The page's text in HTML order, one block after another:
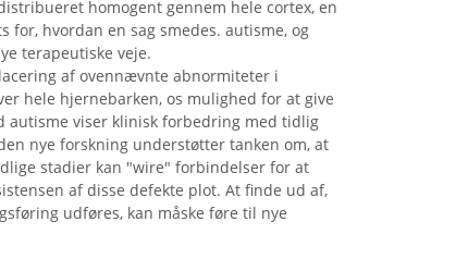
homogent gennem hele cortex, en
hvordan en sag smedes. autisme, og
terapeutiske veje.
af ovennævnte abnormiteter i
hele hjernebarken, os mulighed for at give
autisme viser klinisk forbedring med tidlig
nye forskning understøtter tanken om, at
stadier kan "wire" forbindelser for at
af ​​disse defekte plot. At finde ud af,
udføres, kan måske føre til nye